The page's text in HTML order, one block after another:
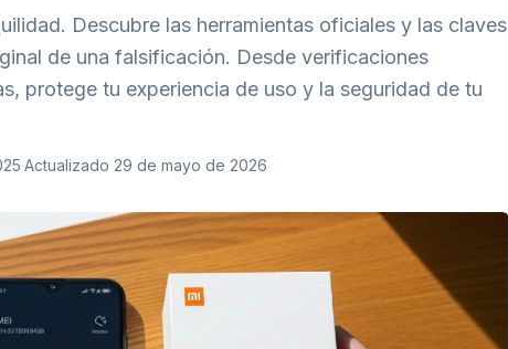
Descubre las herramientas oficiales y las claves
de una falsificación. Desde verificaciones
protege tu experiencia de uso y la seguridad de tu
·Actualizado 29 de mayo de 2026